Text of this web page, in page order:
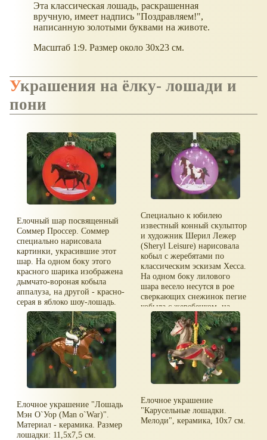
Эта классическая лошадь, раскрашенная
вручную, имеет надпись "Поздравляем!",
написанную золотыми буквами на животе.
Масштаб 1:9. Размер около 30х23 см.
Украшения на ёлку- лошади и
пони
Елочный шар посвященный
Соммер Проссер. Соммер
специально нарисовала
картинки, украсившие этот
шар. На одном боку этого
красного шарика изображена
дымчато-вороная кобыла
аппалуза, на другой - красно-
серая в яблоко шоу-лошадь.
Дополняет картинку
старинный уличный фонарь,
заливающий лошадей мягким
светом. Диаметр шара - 8 см.
Специально к юбилею
известный конный скульптор
и художник Шерил Лежер
(Sheryl Leisure) нарисовала
кобыл с жеребятами по
классическим эскизам Хесса.
На одном боку лилового
шара весело несутся в рое
сверкающих снежинок пегие
кобыла с жеребенком, на
другом - стоят на покрытой
снегом земле кобыла с
жеребенком аппалуза.
Диаметр шара - 8 см.
Елочное украшение "Лошадь
Мэн О`Уор (Man o`War)".
Материал - керамика. Размер
лошадки: 11,5х7,5 см.
Елочное украшение
"Карусельные лошадки.
Мелоди", керамика, 10х7 см.